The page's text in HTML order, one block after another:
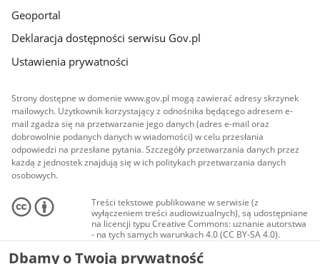
Geoportal
Deklaracja dostępności serwisu Gov.pl
Ustawienia prywatności
Strony dostępne w domenie www.gov.pl mogą zawierać adresy skrzynek
mailowych. Użytkownik korzystający z odnośnika będącego adresem e-
mail zgadza się na przetwarzanie jego danych (adres e-mail oraz
dobrowolnie podanych danych w wiadomości) w celu przesłania
odpowiedzi na przesłane pytania. Szczegóły przetwarzania danych przez
każdą z jednostek znajdują się w ich politykach przetwarzania danych
osobowych.
Treści tekstowe publikowane w serwisie (z
wyłączeniem treści audiowizualnych), są udostępniane
na licencji typu Creative Commons: uznanie autorstwa
- na tych samych warunkach 4.0 (CC BY-SA 4.0).
Materiały audiowizualne, w tym zdjęcia, materiały
audio i wideo, są udostępniane na licencji typu
Dbamy o Twoją prywatność